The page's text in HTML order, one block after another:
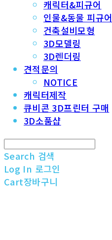
캐릭터&피규어
인물&동물 피규어
건축설비모형
3D모델링
3D렌더링
견적문의
NOTICE
캐릭터제작
큐비콘 3D프린터 구매
3D소품샵
Search 검색
Log In 로그인
Cart장바구니